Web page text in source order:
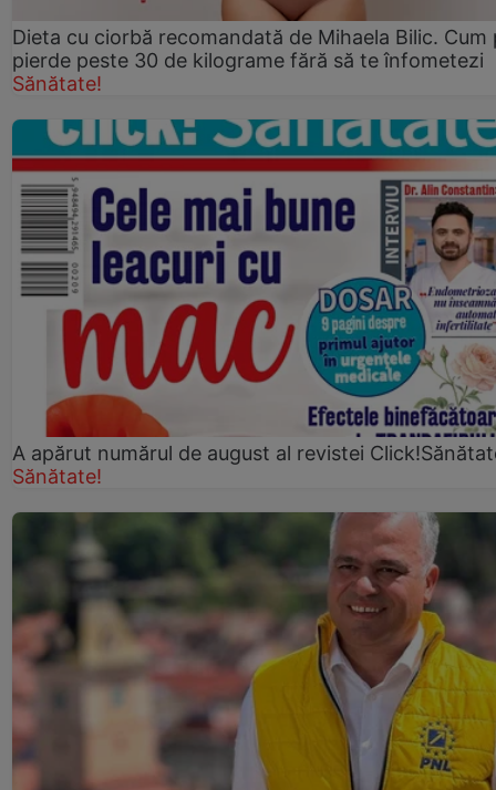
Dieta cu ciorbă recomandată de Mihaela Bilic. Cum
pierde peste 30 de kilograme fără să te înfometezi
Sănătate!
A apărut numărul de august al revistei
Sănătate!